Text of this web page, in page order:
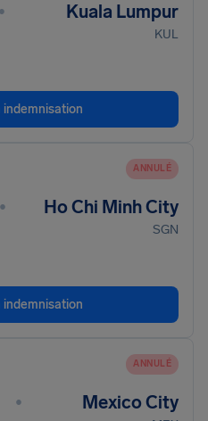
• Kuala Lumpur
KUL
indemnisation
ANNULÉ
• Ho Chi Minh City
SGN
indemnisation
ANNULÉ
• Mexico City